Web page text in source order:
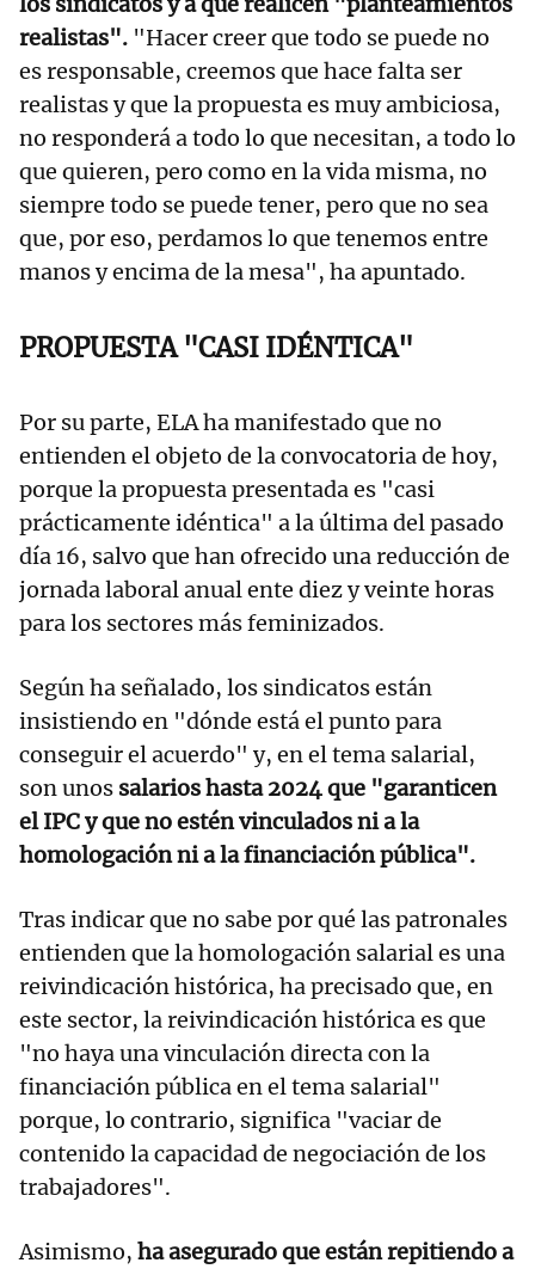
realistas". "Hacer creer que todo se puede no
es responsable, creemos que hace falta ser
realistas y que la propuesta es muy ambiciosa,
no responderá a todo lo que necesitan, a todo lo
que quieren, pero como en la vida misma, no
siempre todo se puede tener, pero que no sea
que, por eso, perdamos lo que tenemos entre
manos y encima de la mesa", ha apuntado.
PROPUESTA "CASI IDÉNTICA"
Por su parte, ELA ha manifestado que no
entienden el objeto de la convocatoria de hoy,
porque la propuesta presentada es "casi
prácticamente idéntica" a la última del pasado
día 16, salvo que han ofrecido una reducción de
jornada laboral anual ente diez y veinte horas
para los sectores más feminizados.
Según ha señalado, los sindicatos están
insistiendo en "dónde está el punto para
conseguir el acuerdo" y, en el tema salarial,
son unos salarios hasta 2024 que "garanticen
el IPC y que no estén vinculados ni a la
homologación ni a la financiación pública".
Tras indicar que no sabe por qué las patronales
entienden que la homologación salarial es una
reivindicación histórica, ha precisado que, en
este sector, la reivindicación histórica es que
"no haya una vinculación directa con la
financiación pública en el tema salarial"
porque, lo contrario, significa "vaciar de
contenido la capacidad de negociación de los
trabajadores".
Asimismo, ha asegurado que están repitiendo a